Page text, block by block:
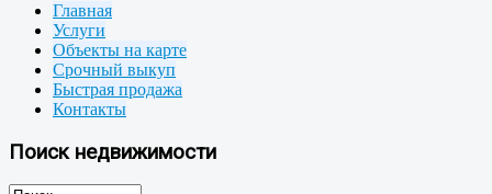
Главная
Услуги
Объекты на карте
Срочный выкуп
Быстрая продажа
Контакты
Поиск недвижимости